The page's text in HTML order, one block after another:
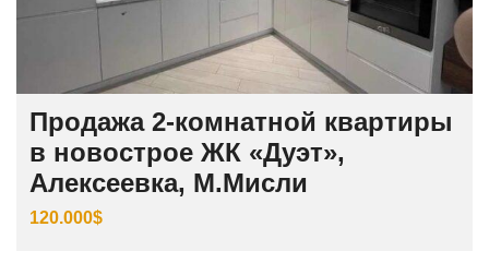
Продажа 2-комнатной квартиры
в новострое ЖК «Дуэт»,
Алексеевка, М.Мисли
120.000$